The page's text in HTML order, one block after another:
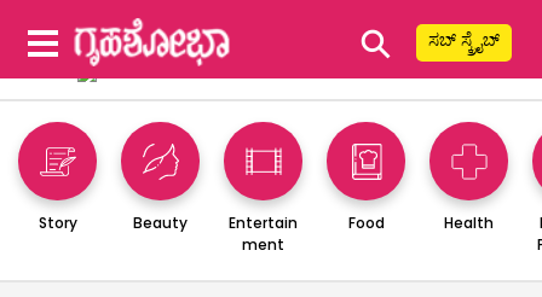
⚲ ಸಬ್ ಸ್ಕ್ರೈಬ್
Story Beauty
Entertain
ment
Food Health